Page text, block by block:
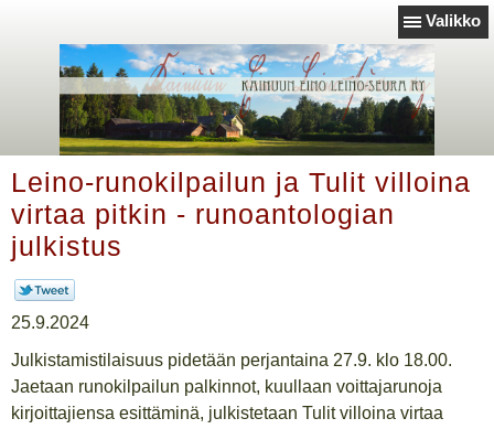
Valikko
Leino-runokilpailun ja Tulit villoina
virtaa pitkin - runoantologian
julkistus
25.9.2024
Julkistamistilaisuus pidetään perjantaina 27.9. klo 18.00.
Jaetaan runokilpailun palkinnot, kuullaan voittajarunoja
kirjoittajiensa esittäminä, julkistetaan Tulit villoina virtaa